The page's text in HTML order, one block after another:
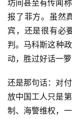
坊间甚至有传闻
报了菲方。虽然
宾，还是很有必
判。马科斯这种
动，胜过好话一箩
还是那句话：对
放中国工人只是
制、海警维权，